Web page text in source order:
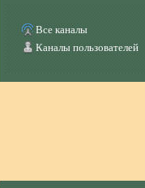
Все каналы
Каналы пользователей